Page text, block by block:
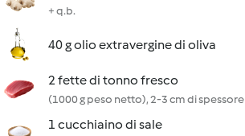
+ q.b.
40 g olio extravergine di oliva
2 fette di tonno fresco
(1000 g peso netto), 2-3 cm di spessore
1 cucchiaino di sale